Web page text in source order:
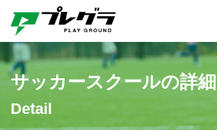
サッカースクールの詳細
Detail